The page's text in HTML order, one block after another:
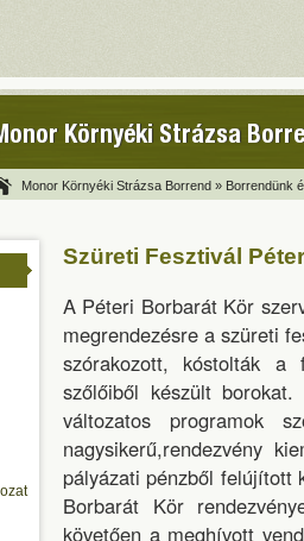
Környéki Strázsa
Monor Környéki Strázsa Borrend » Borrendünk
Szüreti Fesztivál
A Péteri Borbarát Kör
megrendezésre a szüreti
szórakozott, kóstolták a
szőlőiből készült
változatos programok
nagysikerű,rendezvény
pályázati pénzből felújított
Borbarát Kör
követően a meghívott